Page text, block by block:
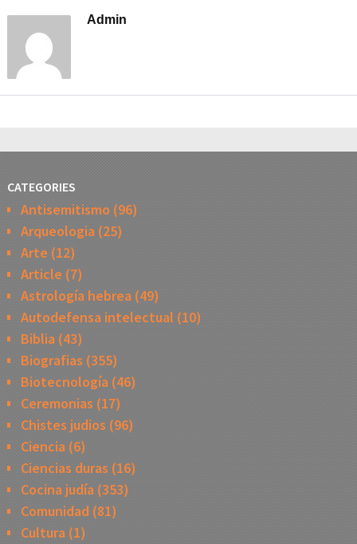
Admin
CATEGORIES
Antisemitismo (96)
Arqueologia(25)
Arte (12)
Article (7)
Astrología hebrea(49)
Autodefensa intelectual (10)
Biblia(43)
Biografias (355)
Biotecnología(46)
Ceremonias (17)
Chistes judios (96)
Ciencia(6)
Ciencias duras (16)
Cocina judía(353)
Comunidad(81)
Cultura(1)